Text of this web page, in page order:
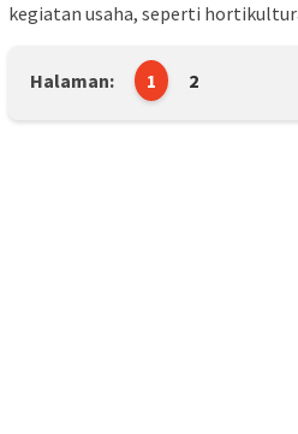
kegiatan usaha, seperti
Halaman: 1 2